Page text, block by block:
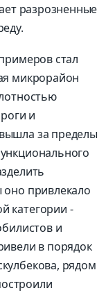
разрозненные
стал
микрорайон
и
за пределы
привлекало
категории -
и
в порядок
рядом